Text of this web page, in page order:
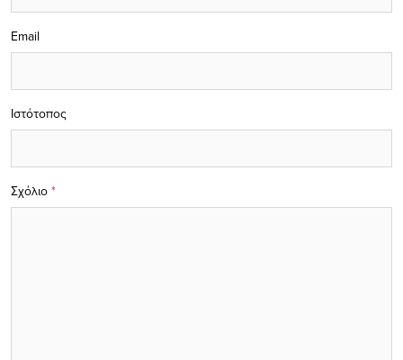
Σχόλιο *
Email
Ιστότοπος